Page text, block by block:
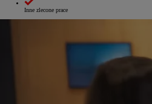
Inne zlecone prace